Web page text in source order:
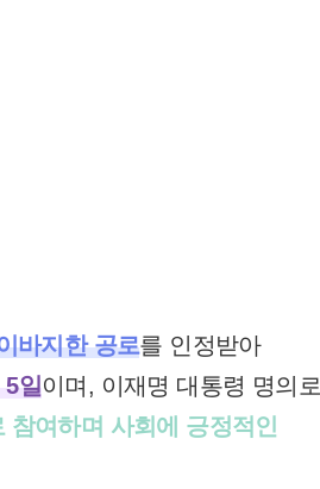
바지한 공로를 인정받아
5일이며, 이재명 대통령 명의로
참여하며 사회에 긍정적인